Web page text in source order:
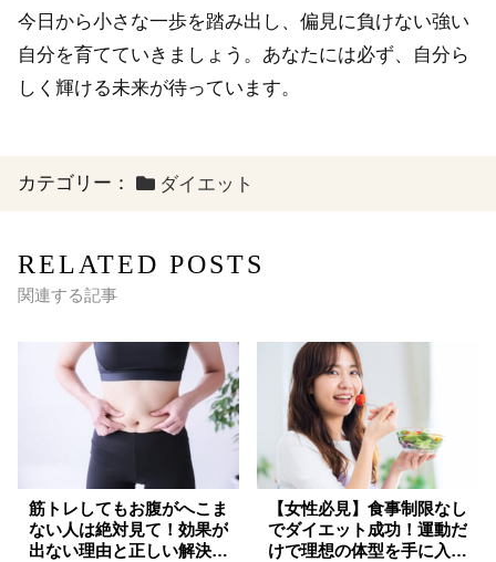
今日から小さな一歩を踏み出し、偏見に負けない強い
自分を育てていきましょう。あなたには必ず、自分ら
しく輝ける未来が待っています。
カテゴリー： ダイエット
RELATED POSTS
関連する記事
筋トレしてもお腹がへこま
ない人は絶対見て！効果が
出ない理由と正しい解決法
【女性必見】食事制限なし
でダイエット成功！運動だ
けで理想の体型を手に入れ